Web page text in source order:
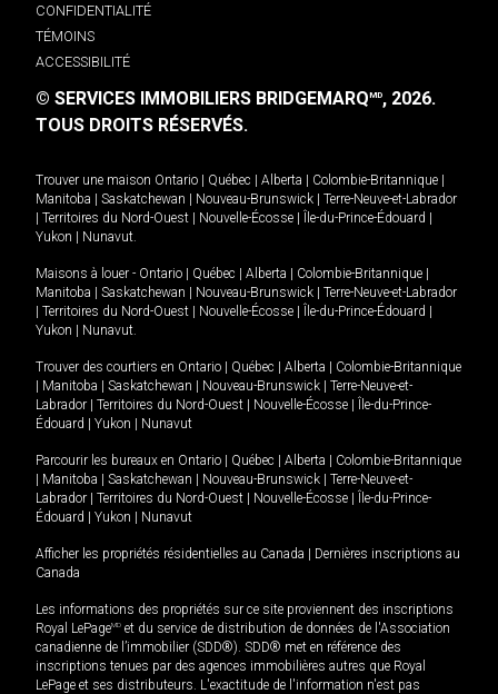
CONFIDENTIALITÉ
TÉMOINS
ACCESSIBILITÉ
© SERVICES IMMOBILIERS BRIDGEMARQMD, 2026.
TOUS DROITS RÉSERVÉS.
Trouver une maison Ontario | Québec | Alberta | Colombie-Britannique |
Manitoba | Saskatchewan | Nouveau-Brunswick | Terre-Neuve-et-Labrador
| Territoires du Nord-Ouest | Nouvelle-Écosse | Île-du-Prince-Édouard |
Yukon | Nunavut
Maisons à louer - Ontario | Québec | Alberta | Colombie-Britannique |
Manitoba | Saskatchewan | Nouveau-Brunswick | Terre-Neuve-et-Labrador
| Territoires du Nord-Ouest | Nouvelle-Écosse | Île-du-Prince-Édouard |
Yukon | Nunavut
Trouver des courtiers en Ontario | Québec | Alberta | Colombie-Britannique
| Manitoba | Saskatchewan | Nouveau-Brunswick | Terre-Neuve-et-
Labrador | Territoires du Nord-Ouest | Nouvelle-Écosse | Île-du-Prince-
Édouard | Yukon | Nunavut
Parcourir les bureaux en Ontario | Québec | Alberta | Colombie-Britannique
| Manitoba | Saskatchewan | Nouveau-Brunswick | Terre-Neuve-et-
Labrador | Territoires du Nord-Ouest | Nouvelle-Écosse | Île-du-Prince-
Édouard | Yukon | Nunavut
Afficher les propriétés résidentielles au Canada | Dernières inscriptions au
Canada
Les informations des propriétés sur ce site proviennent des inscriptions
Royal LePageMD et du service de distribution de données de l'Association
canadienne de l’immobilier (SDD®). SDD® met en référence des
inscriptions tenues par des agences immobilières autres que Royal
LePage et ses distributeurs. L'exactitude de l'information n'est pas